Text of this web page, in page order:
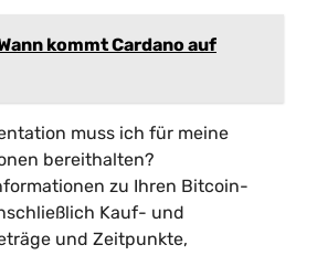
kommt Cardano auf
muss ich für meine
bereithalten?
zu Ihren Bitcoin-
Kauf- und
und Zeitpunkte,